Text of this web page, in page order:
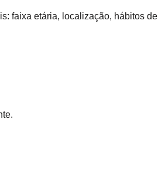
faixa etária, localização, hábitos de